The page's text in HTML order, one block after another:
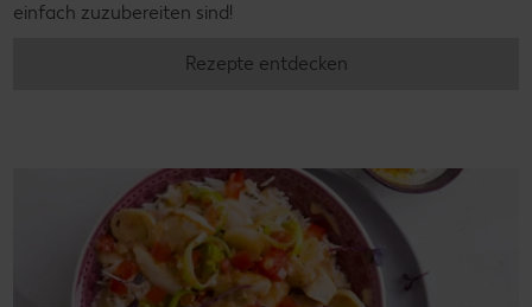
einfach zuzubereiten sind!
Rezepte entdecken